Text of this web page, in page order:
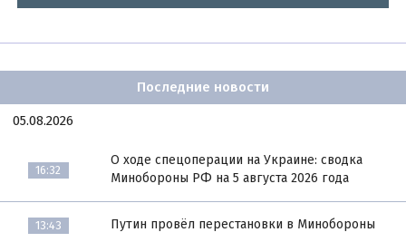
Последние новости
05.08.2026
16:32
О ходе спецоперации на Украине: сводка
Минобороны РФ на 5 августа 2026 года
13:43 Путин провёл перестановки в Минобороны